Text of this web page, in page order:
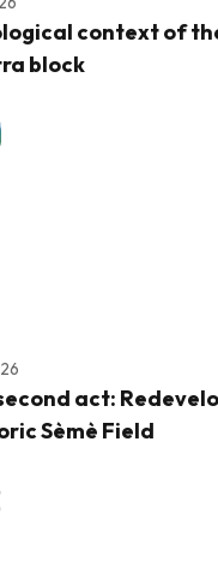
context of
block
second act:
Sèmè Field